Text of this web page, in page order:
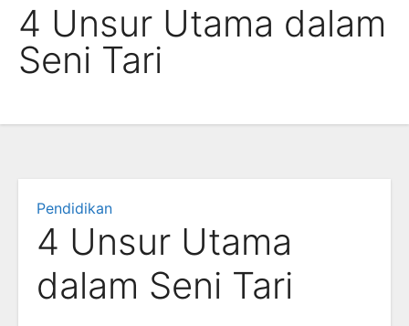
4 Unsur Utama dalam
Seni Tari
Pendidikan
4 Unsur Utama
dalam Seni Tari